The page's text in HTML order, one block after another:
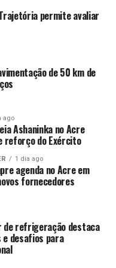
permite avaliar
de 50 km de
ago
Ashaninka no Acre
reforço do Exército
1 dia ago
agenda no Acre em
fornecedores
de refrigeração destaca
e desafios para